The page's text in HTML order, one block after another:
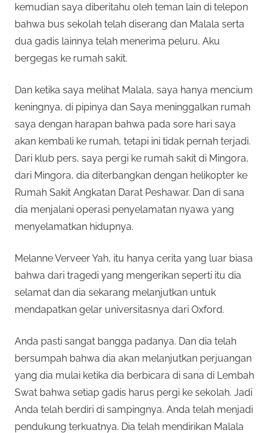
kemudian saya diberitahu oleh teman lain di telepon
bahwa bus sekolah telah diserang dan Malala serta
dua gadis lainnya telah menerima peluru. Aku
bergegas ke rumah sakit.
Dan ketika saya melihat Malala, saya hanya mencium
keningnya, di pipinya dan Saya meninggalkan rumah
saya dengan harapan bahwa pada sore hari saya
akan kembali ke rumah, tetapi ini tidak pernah terjadi.
Dari klub pers, saya pergi ke rumah sakit di Mingora,
dari Mingora, dia diterbangkan dengan helikopter ke
Rumah Sakit Angkatan Darat Peshawar. Dan di sana
dia menjalani operasi penyelamatan nyawa yang
menyelamatkan hidupnya.
Melanne Verveer Yah, itu hanya cerita yang luar biasa
bahwa dari tragedi yang mengerikan seperti itu dia
selamat dan dia sekarang melanjutkan untuk
mendapatkan gelar universitasnya dari Oxford.
Anda pasti sangat bangga padanya. Dan dia telah
bersumpah bahwa dia akan melanjutkan perjuangan
yang dia mulai ketika dia berbicara di sana di Lembah
Swat bahwa setiap gadis harus pergi ke sekolah. Jadi
Anda telah berdiri di sampingnya. Anda telah menjadi
pendukung terkuatnya. Dia telah mendirikan Malala